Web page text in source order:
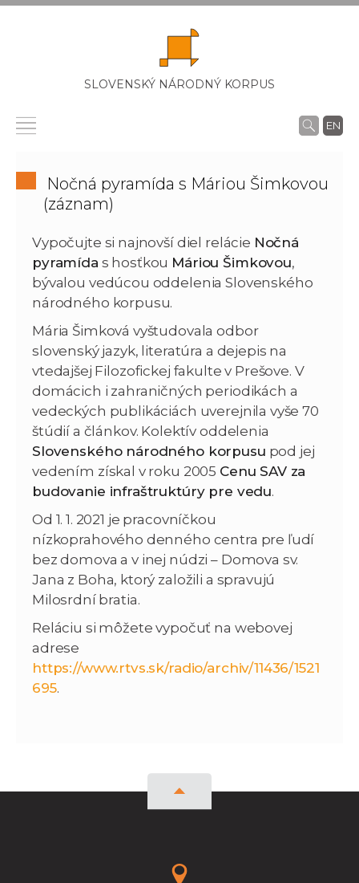
SLOVENSKÝ NÁRODNÝ KORPUS
EN
Nočná pyramída s Máriou Šimkovou
(záznam)
Vypočujte si najnovší diel relácie Nočná
pyramída s hosťkou Máriou Šimkovou,
bývalou vedúcou oddelenia Slovenského
národného korpusu.
Mária Šimková vyštudovala odbor
slovenský jazyk, literatúra a dejepis na
vtedajšej Filozofickej fakulte v Prešove. V
domácich i zahraničných periodikách a
vedeckých publikáciách uverejnila vyše 70
štúdií a článkov. Kolektív oddelenia
Slovenského národného korpusu pod jej
vedením získal v roku 2005 Cenu SAV za
budovanie infraštruktúry pre vedu.
Od 1. 1. 2021 je pracovníčkou
nízkoprahového denného centra pre ľudí
bez domova a v inej núdzi – Domova sv.
Jana z Boha, ktorý založili a spravujú
Milosrdní bratia.
Reláciu si môžete vypočuť na webovej
adrese
https://www.rtvs.sk/radio/archiv/11436/1521
695.